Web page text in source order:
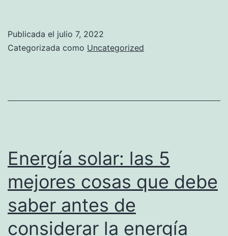
for
Publicada el julio 7, 2022
Categorizada como Uncategorized
Energía solar: las 5
mejores cosas que debe
saber antes de
considerar la energía